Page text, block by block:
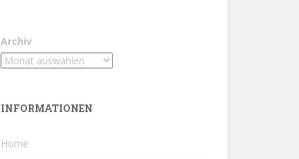
Archiv
INFORMATIONEN
Home